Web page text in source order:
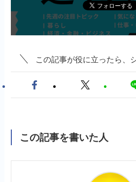
この記事が役に立ったら、
この記事を書いた人